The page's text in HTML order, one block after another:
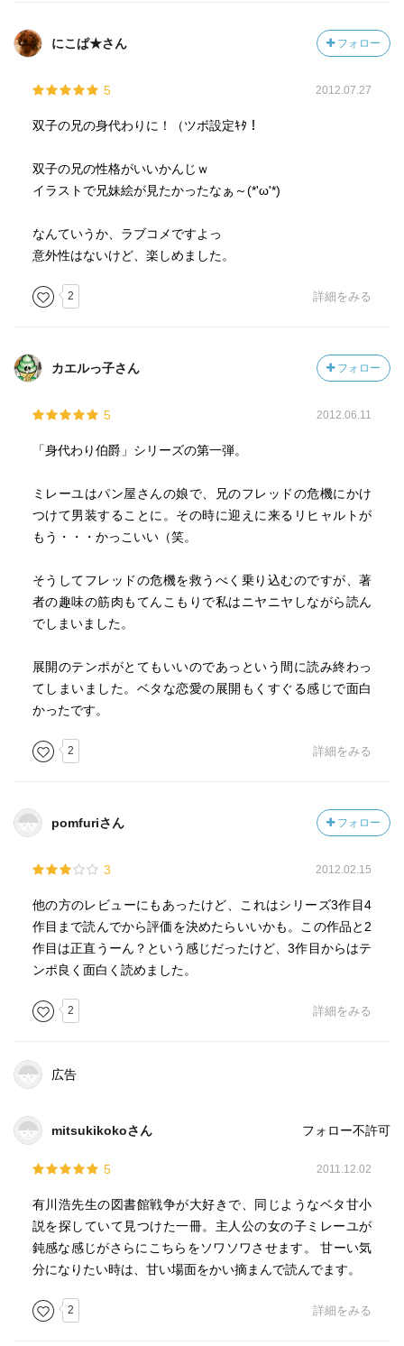
にこぱ★さん フォロー
5 2012.07.27
双子の兄の身代わりに！（ツボ設定ｷﾀ！
双子の兄の性格がいいかんじｗ
イラストで兄妹絵が見たかったなぁ～(*'ω'*)
なんていうか、ラブコメですよっ
意外性はないけど、楽しめました。
2 詳細をみる
カエルっ子さん フォロー
5 2012.06.11
「身代わり伯爵」シリーズの第一弾。
ミレーユはパン屋さんの娘で、兄のフレッドの危機にかけ
つけて男装することに。その時に迎えに来るリヒャルトが
もう・・・かっこいい（笑。
そうしてフレッドの危機を救うべく乗り込むのですが、著
者の趣味の筋肉もてんこもりで私はニヤニヤしながら読ん
でしまいました。
展開のテンポがとてもいいのであっという間に読み終わっ
てしまいました。ベタな恋愛の展開もくすぐる感じで面白
かったです。
2 詳細をみる
pomfuriさん フォロー
3 2012.02.15
他の方のレビューにもあったけど、これはシリーズ3作目4
作目まで読んでから評価を決めたらいいかも。この作品と2
作目は正直うーん？という感じだったけど、3作目からはテ
ンポ良く面白く読めました。
2 詳細をみる
広告
mitsukikokoさん フォロー不許可
5 2011.12.02
有川浩先生の図書館戦争が大好きで、同じようなベタ甘小
説を探していて見つけた一冊。主人公の女の子ミレーユが
鈍感な感じがさらにこちらをソワソワさせます。 甘ーい気
分になりたい時は、甘い場面をかい摘まんで読んでます。
2 詳細をみる